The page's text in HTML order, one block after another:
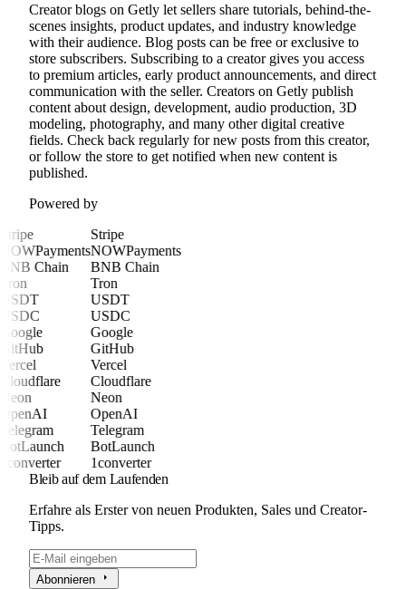
Creator blogs on Getly let sellers share tutorials, behind-the-
scenes insights, product updates, and industry knowledge
with their audience. Blog posts can be free or exclusive to
store subscribers. Subscribing to a creator gives you access
to premium articles, early product announcements, and direct
communication with the seller. Creators on Getly publish
content about design, development, audio production, 3D
modeling, photography, and many other digital creative
fields. Check back regularly for new posts from this creator,
or follow the store to get notified when new content is
published.
Powered by
Stripe
NOWPayments
BNB Chain
Tron
USDT
USDC
Google
GitHub
Vercel
Cloudflare
Neon
OpenAI
Telegram
BotLaunch
1converter
Stripe
NOWPayments
BNB Chain
Tron
USDT
USDC
Google
GitHub
Vercel
Cloudflare
Neon
OpenAI
Telegram
BotLaunch
1converter
Bleib auf dem Laufenden
Erfahre als Erster von neuen Produkten, Sales und Creator-
Tipps.
Abonnieren arrow_right